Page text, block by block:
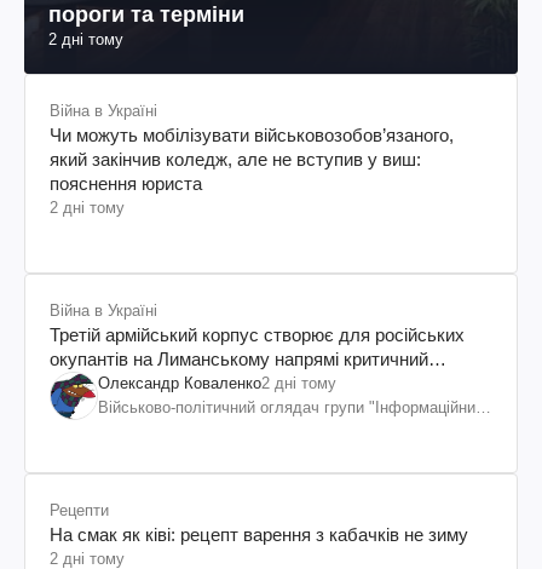
пороги та терміни
2 дні тому
Війна в Україні
Чи можуть мобілізувати військовозобов’язаного,
який закінчив коледж, але не вступив у виш:
пояснення юриста
2 дні тому
Війна в Україні
Третій армійський корпус створює для російських
окупантів на Лиманському напрямі критичний
дискомфорт: як це вдалося
Олександр Коваленко2 дні тому
Військово-політичний оглядач групи "Інформаційний
Рецепти
На смак як ківі: рецепт варення з кабачків не зиму
2 дні тому